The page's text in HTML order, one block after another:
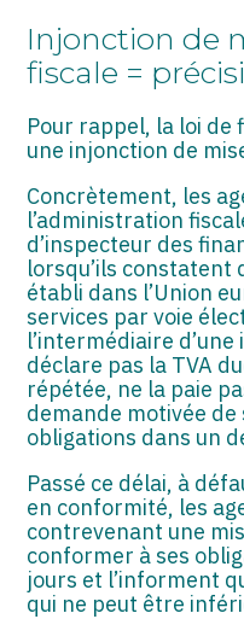
ASSOCIATIONS
START-UP
SECTEUR AUDIOVISUEL
Injonction de
fiscale =
Pour rappel, la loi de
une injonction de
Concrètement, les
l’administration
d’inspecteur des
lorsqu’ils constatent
établi dans l’Union
services par voie
l’intermédiaire
déclare pas la TVA
répétée, ne la paie
demande motivée
obligations dans un
Passé ce délai, à
en conformité, les
contrevenant une
conformer à ses
jours et l’informent
qui ne peut être